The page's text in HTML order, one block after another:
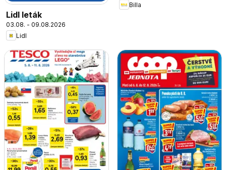
Lidl leták
03.08. - 09.08.2026
Lidl
Billa